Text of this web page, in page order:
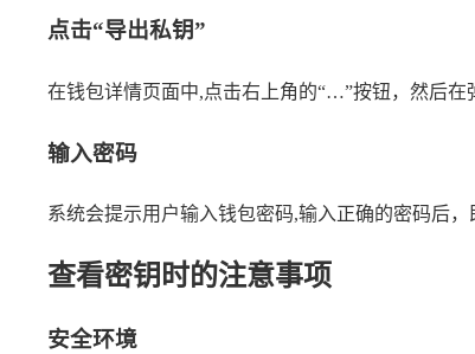
点击“导出私钥”
在钱包详情页面中,点击右上角的“…”按钮，然后在
输入密码
系统会提示用户输入钱包密码,输入正确的密码后
查看密钥时的注意事项
安全环境